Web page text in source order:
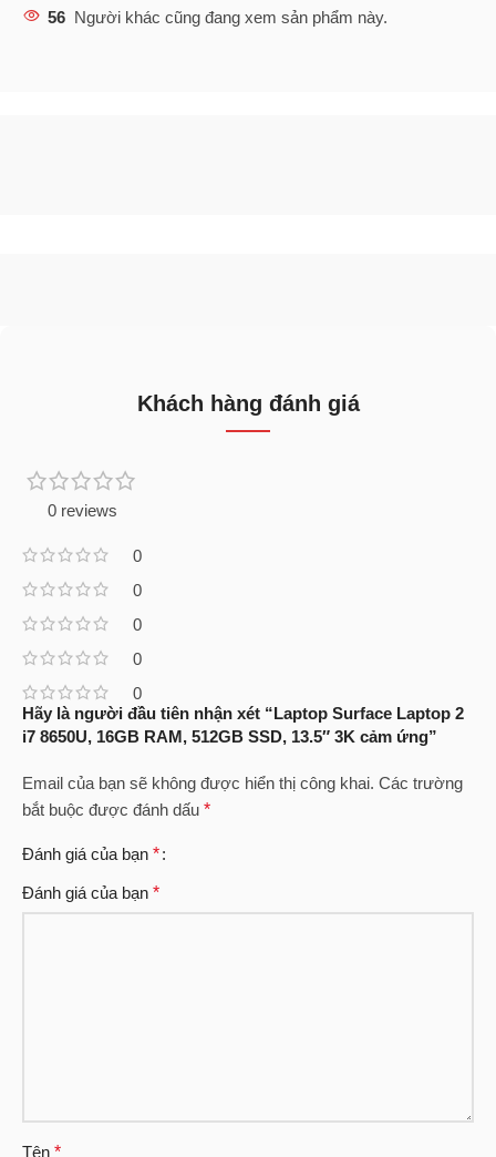
56 Người khác cũng đang xem sản phẩm này.
Khách hàng đánh giá
0 reviews
0
0
0
0
0
Hãy là người đầu tiên nhận xét “Laptop Surface Laptop 2
i7 8650U, 16GB RAM, 512GB SSD, 13.5″ 3K cảm ứng”
Email của bạn sẽ không được hiển thị công khai. Các trường
bắt buộc được đánh dấu *
Đánh giá của bạn *
Đánh giá của bạn *
Tên *